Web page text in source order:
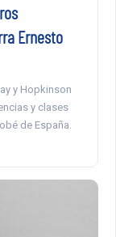
Ernesto
y Hopkinson
y clases
de España.